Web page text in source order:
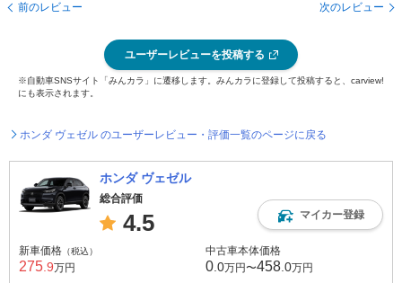
前のレビュー 次のレビュー
ユーザーレビューを投稿する
※自動車SNSサイト「みんカラ」に遷移します。みんカラに登録して投稿すると、carview!
にも表示されます。
ホンダ ヴェゼル のユーザーレビュー・評価一覧のページに戻る
ホンダ ヴェゼル
総合評価
4.5 マイカー登録
新車価格 （税込）
275 .9万円
中古車本体価格
0 .0万円〜458 .0万円